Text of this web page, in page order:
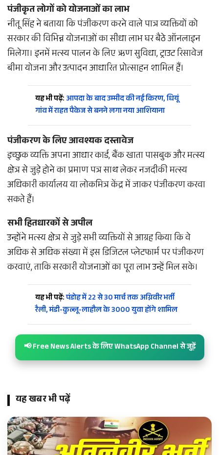
पंजीकृत लोगों को योजनाओं का लाभ
नीतू सिंह ने बताया कि पंजीकरण करने वाले पात्र व्यक्तियों को
सरकार की विभिन्न योजनाओं का सीधा लाभ घर बैठे ऑनलाइन
मिलेगा। इनमें मत्स्य पालन के लिए ऋण सुविधा, ट्राउट रिसावेज
बीमा योजना और उत्पादन आधारित प्रोत्साहन शामिल हैं।
यह भी पढ़ें: आपदा के बाद उम्मीद की नई किरण, धियूं
गांव में राहत पैकेज से बनने लगा नया आशियाना
पंजीकरण के लिए आवश्यक दस्तावेज
इच्छुक व्यक्ति अपना आधार कार्ड, बैंक खाता पासबुक और मत्स्य
क्षेत्र से जुड़े होने का प्रमाण पत्र साथ लेकर नजदीकी मत्स्य
अधिकारी कार्यालय या लोकमित्र केंद्र में जाकर पंजीकरण करवा
सकते हैं।
सभी हितधारकों से अपील
उन्होंने मत्स्य क्षेत्र से जुड़े सभी व्यक्तियों से आग्रह किया कि वे
अधिक से अधिक संख्या में इस डिजिटल प्लेटफार्म पर पंजीकरण
करवाएं, ताकि सरकारी योजनाओं का पूरा लाभ उन्हें मिल सके।
यह भी पढ़ें:पंडोह में 22 से 30 मार्च तक अग्निवीर भर्ती
रैली, मंडी-कुल्लू-लाहौल के 3000 युवा होंगे शामिल
📢 Free News Alerts के लिए WhatsApp Channel से जुड़ें
यह खबर भी पढ़ें